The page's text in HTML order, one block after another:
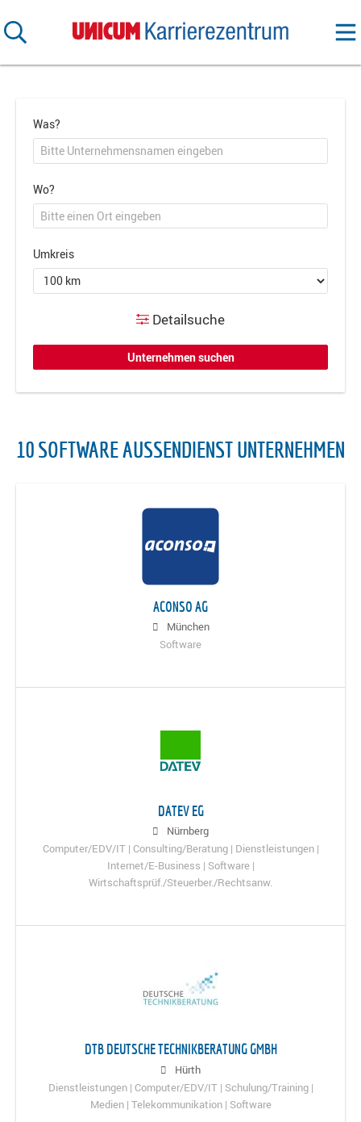
Was?
Wo?
Umkreis
Detailsuche
10 SOFTWARE AUSSENDIENST UNTERNEHMEN
ACONSO AG
München
Software
DATEV EG
Nürnberg
Computer/EDV/IT | Consulting/Beratung | Dienstleistungen |
Internet/E-Business | Software |
Wirtschaftsprüf./Steuerber./Rechtsanw.
DTB DEUTSCHE TECHNIKBERATUNG GMBH
Hürth
Dienstleistungen | Computer/EDV/IT | Schulung/Training |
Medien | Telekommunikation | Software